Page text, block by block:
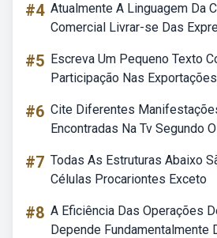
#4 Atualmente A Linguagem Da
Comercial Livrar-se Das
#5 Escreva Um Pequeno Texto
Participação Nas
#6 Cite Diferentes
Encontradas Na Tv Segundo
#7 Todas As Estruturas Abaixo
Células Procariontes Exceto
#8 A Eficiência Das Operações
Depende Fundamentalmente